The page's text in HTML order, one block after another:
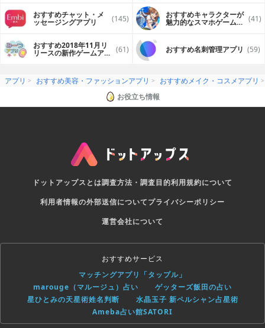
おすすめチャット・メ
ッセージングアプリ (145) おすすめキャラクターが
魅力的なスマホゲームア (41)
おすすめ2018年11月リ
リースの新作ゲームアプ (61) おすすめ名刺管理アプリ (59)
アプリ おすすめ美容・ファッションアプリ
おすすめメイク・コスメアプリ
お役立ち情報
ドットアップスとは調査方法・調査目的利用規約について
利用者情報の外部送信についてプライバシーポリシー
運営会社について
おすすめサービス
マッチングアプリ「タップル」
marouge（マルージュ）占い
ゲッターズ飯田の占い
星ひとみの天星術姓名判断
水晶玉子 新ペルシャン占星術
Ameba占い館SATORI